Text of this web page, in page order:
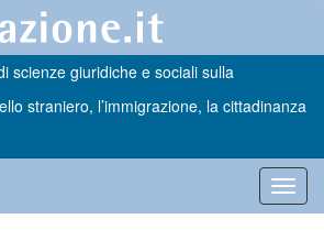
scienze giuridiche e sociali sulla
straniero, l’immigrazione, la cittadinanza